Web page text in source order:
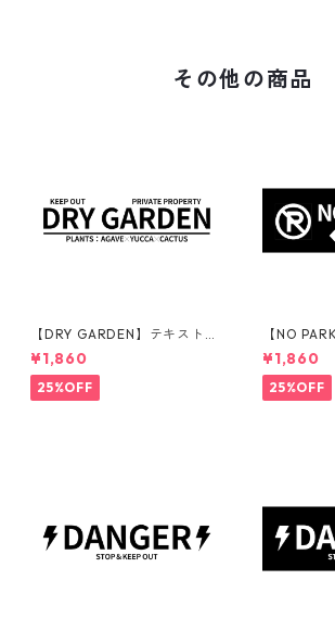
その他の商品
【DRY GARDEN】テキストカ
ラー：黒 | ステッカー | ドライ
ガーデン | アガベ | 看板 | サイ
ンプレート | 庭 | 外構
¥1,860
25%OFF
【NO
ラー：白 |
ガーデン |
ンプレー
構
¥1,860
25%OFF